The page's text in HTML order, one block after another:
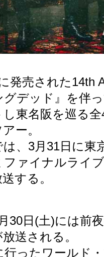
発売された14th
グデッド』を伴
し東名阪を巡る
ー。
、3月31日に東
ァイナルライ
する。
30日(土)には前
送される。
行ったワールド